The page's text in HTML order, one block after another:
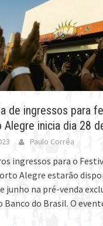
de ingressos para
Alegre inicia dia 28
Paulo Corrêa
ingressos para o
Alegre estarão
junho na pré-venda
Banco do Brasil. O